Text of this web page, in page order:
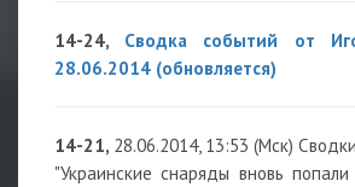
14-24, Сводка событий от
28.06.2014 (обновляется)
14-21, 28.06.2014, 13:53 (Мск)
"Украинские снаряды вновь